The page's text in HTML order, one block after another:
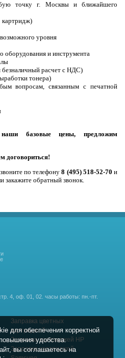
точку г. Москвы и ближайшего
картридж)
уровня
оборудования и инструмента
расчет с НДС)
тонера)
вопросам, связанным с печатной
базовые цены, предложим
договориться!
по телефону8 (495) 518-52-70 и
закажите обратный звонок.
4, оф. 01, 02. часы работы: пн.-пт.
Заправка цветных
картриджей
Заправка картриджей HP
Заправка картриджей
для обеспечения корректной
удобства.
вы соглашаетесь на